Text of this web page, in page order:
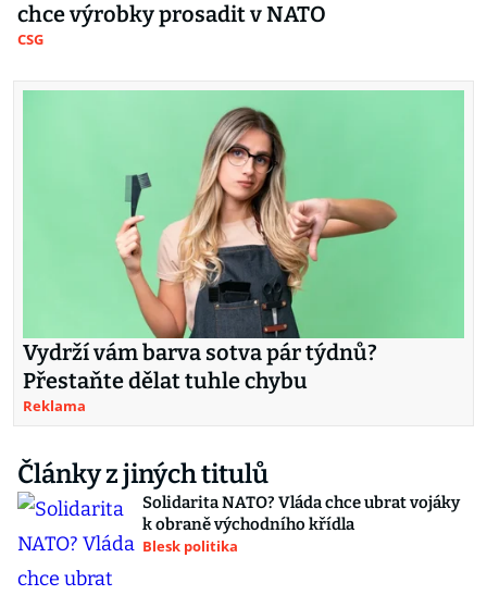
chce výrobky prosadit v NATO
CSG
Vydrží vám barva sotva pár týdnů?
Přestaňte dělat tuhle chybu
Reklama
Články z jiných titulů
Solidarita NATO? Vláda chce ubrat vojáky
k obraně východního křídla
Blesk politika